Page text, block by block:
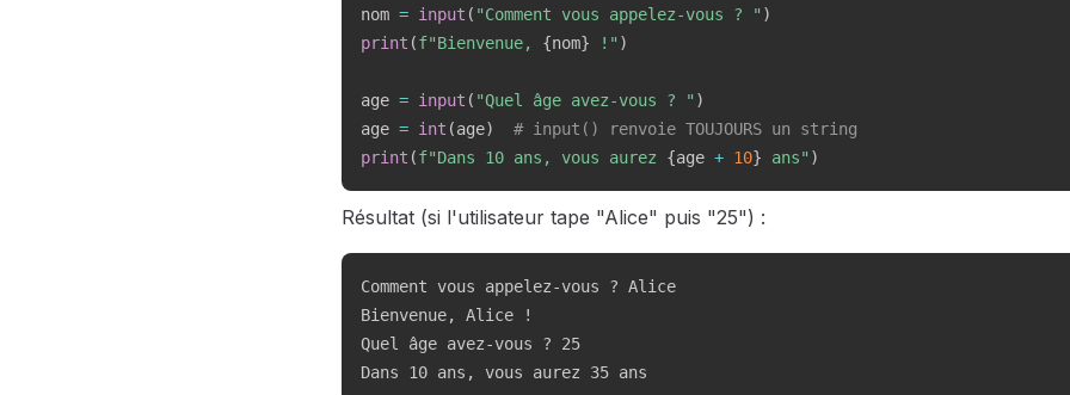
nom = input ( "Comment vous appelez-vous ? " )
print (f"Bienvenue, {nom} !" )
age = input ( "Quel âge avez-vous ? " )
age = int (age)
# input() renvoie TOUJOURS un string
print (f"Dans 10 ans, vous aurez {age + 10} ans" )
Résultat (si l'utilisateur tape "Alice" puis "25") :
Comment vous appelez-vous ? Alice
Bienvenue, Alice !
Quel âge avez-vous ? 25
Dans 10 ans, vous aurez 35 ans